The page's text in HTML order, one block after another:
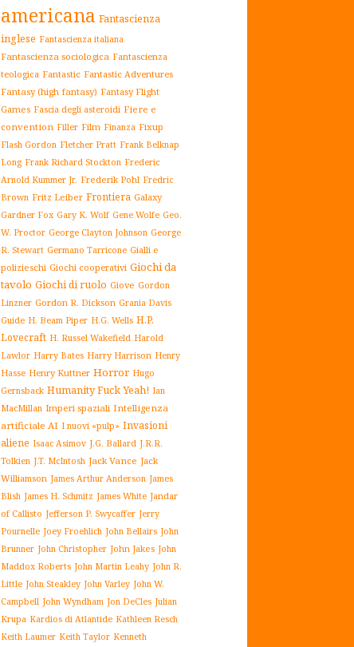
americana Fantascienza
inglese Fantascienza italiana
Fantascienza sociologica Fantascienza
teologica Fantastic Fantastic Adventures
Fantasy (high fantasy) Fantasy Flight
Games Fascia degli asteroidi Fiere e
convention Filler Film Finanza Fixup
Flash Gordon Fletcher Pratt Frank Belknap
Long Frank Richard Stockton Frederic
Arnold Kummer Jr. Frederik Pohl Fredric
Brown Fritz Leiber Frontiera Galaxy
Gardner Fox Gary K. Wolf Gene Wolfe Geo.
W. Proctor George Clayton Johnson George
R. Stewart Germano Tarricone Gialli e
polizieschi Giochi cooperativi Giochi da
tavolo Giochi di ruolo Giove Gordon
Linzner Gordon R. Dickson Grania Davis
Guide H. Beam Piper H.G. Wells H.P.
Lovecraft H. Russel Wakefield Harold
Lawlor Harry Bates Harry Harrison Henry
Hasse Henry Kuttner Horror Hugo
Gernsback Humanity Fuck Yeah! Ian
MacMillan Imperi spaziali Intelligenza
artificiale AI I nuovi «pulp» Invasioni
aliene Isaac Asimov J.G. Ballard J.R.R.
Tolkien J.T. McIntosh Jack Vance Jack
Williamson James Arthur Anderson James
Blish James H. Schmitz James White Jandar
of Callisto Jefferson P. Swycaffer Jerry
Pournelle Joey Froehlich John Bellairs John
Brunner John Christopher John Jakes John
Maddox Roberts John Martin Leahy John R.
Little John Steakley John Varley John W.
Campbell John Wyndham Jon DeCles Julian
Krupa Kardios di Atlantide Kathleen Resch
Keith Laumer Keith Taylor Kenneth